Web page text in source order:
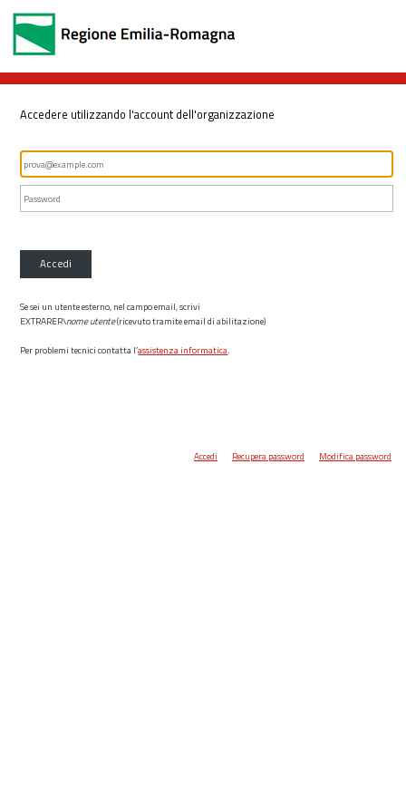
Accedere utilizzando l'account dell'organizzazione
Accedi
Se sei un utente esterno, nel campo email, scrivi
EXTRARER\nome utente(ricevuto tramite email di abilitazione)
Per problemi tecnici contatta l’assistenza informatica.
Accedi Recupera password Modifica password